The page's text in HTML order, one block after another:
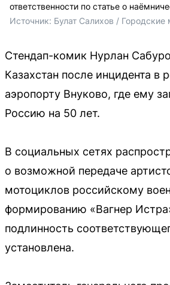
ответственности по статье о
Источник: Булат Салихов / Городские
Стендап-комик Нурлан
Казахстан после инцидента в
аэропорту Внуково, где ему
Россию на 50 лет.
В социальных сетях
о возможной передаче
мотоциклов российскому
формированию «Вагнер
подлинность
установлена.